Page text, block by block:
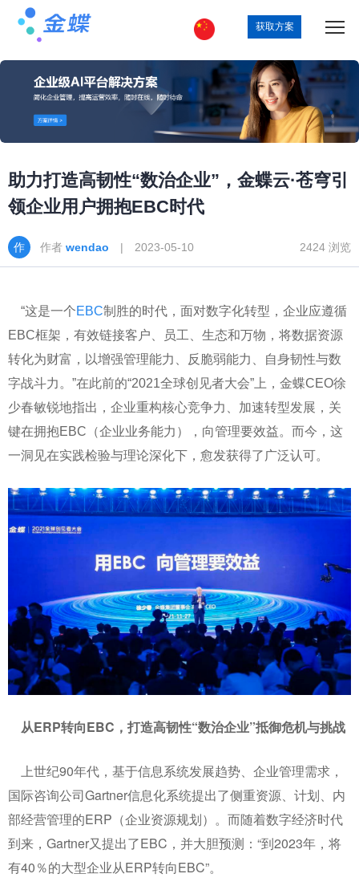
获取方案
助力打造高韧性“数治企业”，金蝶云·苍穹引
领企业用户拥抱EBC时代
作者 wendao | 2023-05-10 2424 浏览
“这是一个EBC制胜的时代，面对数字化转型，企业应遵循
EBC框架，有效链接客户、员工、生态和万物，将数据资源
转化为财富，以增强管理能力、反脆弱能力、自身韧性与数
字战斗力。”在此前的“2021全球创见者大会”上，金蝶CEO徐
少春敏锐地指出，企业重构核心竞争力、加速转型发展，关
键在拥抱EBC（企业业务能力），向管理要效益。而今，这
一洞见在实践检验与理论深化下，愈发获得了广泛认可。
从ERP转向EBC，打造高韧性“数治企业”抵御危机与挑战
上世纪90年代，基于信息系统发展趋势、企业管理需求，
国际咨询公司Gartner信息化系统提出了侧重资源、计划、内
部经营管理的ERP（企业资源规划）。而随着数字经济时代
到来，Gartner又提出了EBC，并大胆预测：“到2023年，将
有40％的大型企业从ERP转向EBC”。